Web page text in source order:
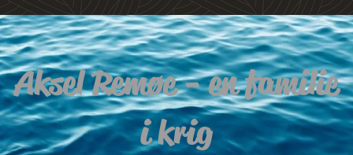
Aksel Remøe - en familie
i krig